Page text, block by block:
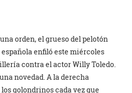
orden, el grueso del pelotón
enfiló este miércoles
contra el actor Willy Toledo.
novedad. A la derecha
golondrinos cada vez que